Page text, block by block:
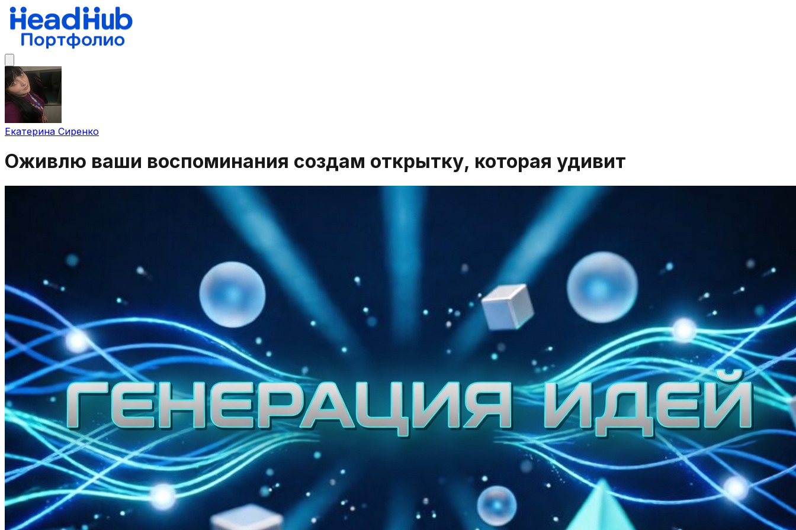
Екатерина Сиренко
Оживлю ваши воспоминания создам открытку, которая удивит